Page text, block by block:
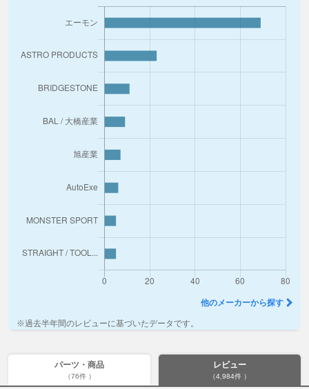
他のメーカーから探す
※過去半年間のレビューに基づいたデータです。
パーツ・商品
（76件 ）
レビュー
（4,984件 ）